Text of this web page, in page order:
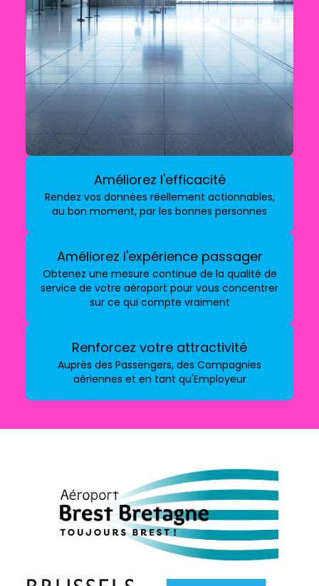
Améliorez l'efficacité
Rendez vos données réellement actionnables,
au bon moment, par les bonnes personnes
Améliorez l'expérience passager
Obtenez une mesure continue de la qualité de
service de votre aéroport pour vous concentrer
sur ce qui compte vraiment
Renforcez votre attractivité
Auprès des Passengers, des Compagnies
aériennes et en tant qu'Employeur